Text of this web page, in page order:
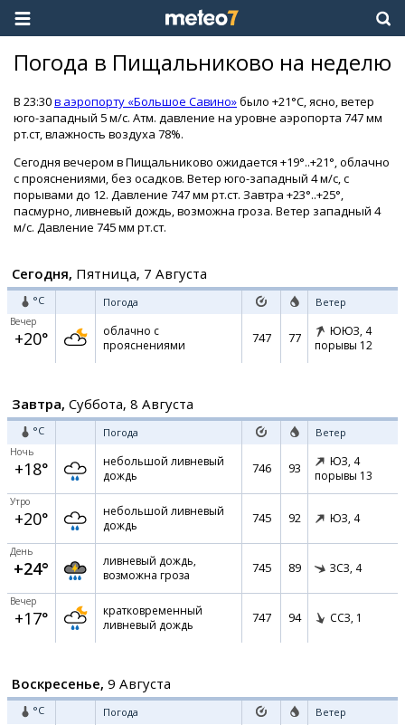
Погода в Пищальниково на неделю
В 23:30в аэропорту «Большое Савино»было +21°C, ясно, ветер
юго-западный 5 м/с. Атм. давление на уровне аэропорта 747 мм
рт.ст, влажность воздуха 78%.
Сегодня вечером в Пищальниково ожидается +19°..+21°, облачно
с прояснениями, без осадков. Ветер юго-западный 4 м/с, с
порывами до 12. Давление 747 мм рт.ст. Завтра +23°..+25°,
пасмурно, ливневый дождь, возможна гроза. Ветер западный 4
м/с. Давление 745 мм рт.ст.
Сегодня, Пятница, 7 Августа
°C Погода Ветер
Вечер
+20°
облачно с
прояснениями
747 77 ЮЮЗ, 4
порывы 12
Завтра, Суббота, 8 Августа
°C Погода Ветер
Ночь
+18°
небольшой ливневый
дождь
746 93 ЮЗ, 4
порывы 13
Утро
+20°
небольшой ливневый
дождь
745 92 ЮЗ, 4
День
+24°
ливневый дождь,
возможна гроза
745 89 ЗСЗ, 4
Вечер
+17°
кратковременный
ливневый дождь
747 94 ССЗ, 1
Воскресенье, 9 Августа
°C Погода Ветер